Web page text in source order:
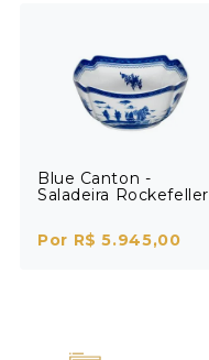
Blue Canton -
Saladeira Rockefeller
Por R$ 5.945,00